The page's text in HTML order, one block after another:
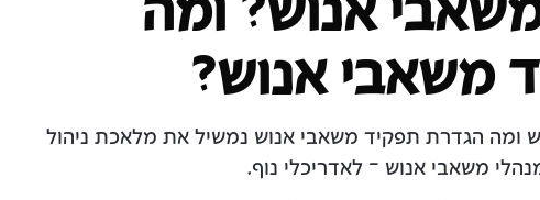
משאבי אנוש?
ומה הגדרת תפקיד משאבי אנוש נמשיל את מלאכת ניהול
משאבי אנוש – לאדריכלי נוף.